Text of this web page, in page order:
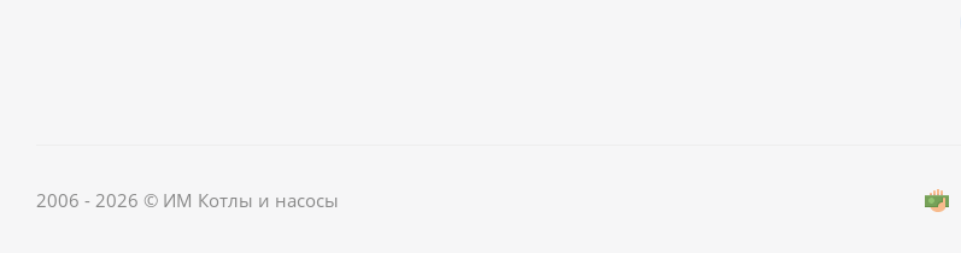
2006 - 2026 © ИМ Котлы и насосы